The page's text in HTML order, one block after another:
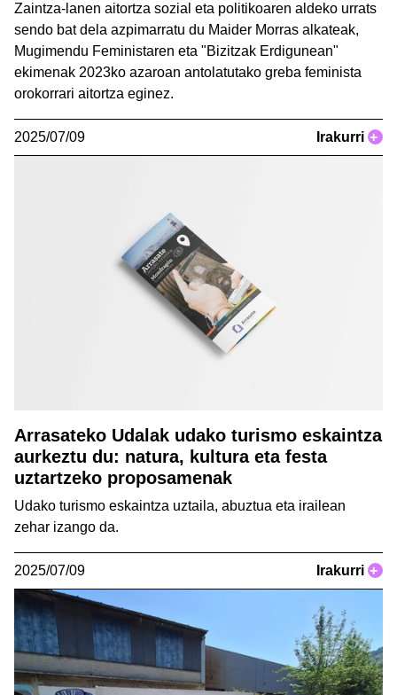
Zaintza-lanen aitortza sozial eta politikoaren aldeko urrats
sendo bat dela azpimarratu du Maider Morras alkateak,
Mugimendu Feministaren eta "Bizitzak Erdigunean"
ekimenak 2023ko azaroan antolatutako greba feminista
orokorrari aitortza eginez.
2025/07/09 Irakurri +
Arrasateko Udalak udako turismo eskaintza
aurkeztu du: natura, kultura eta festa
uztartzeko proposamenak
Udako turismo eskaintza uztaila, abuztua eta irailean
zehar izango da.
2025/07/09 Irakurri +